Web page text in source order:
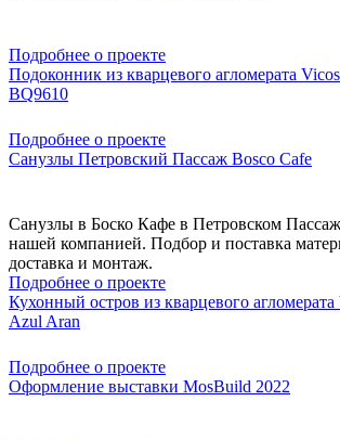
Подробнее о проекте
Подоконник из кварцевого агломерата
BQ9610
Подробнее о проекте
Санузлы Петровский Пассаж Bosco Cafe
Санузлы в Боско Кафе в Петровском
нашей компанией. Подбор и поставка
доставка и монтаж.
Подробнее о проекте
Кухонный остров из кварцевого
Azul Aran
Подробнее о проекте
Оформление выставки MosBuild 2022